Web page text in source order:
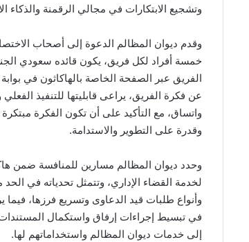
وتشجيع الابتكارات في مجالي الرقمنة والذكاء
وقدم ديوان المظالم الدعوة إلى أصحاب
الفريق عبر الصفحة الخاصة بالهاكاثون في
عن فكرة الفريق، يراعى قابليتها للتنفيذ
واتساق، مع التأكيد على أن تكون الفكرة
وقدرة على التطوير والاستدامة.
وحدد ديوان المظالم مسارين للمنافسة ضمن
لخدمة القضاء الإداري، وتتمثل تحدياته في
وأنواع طلبات قيد الدعاوى وتسريع فرزها، فيما
في تبسيط إجراءات إرفاق واستكمال
إلى خدمات ديوان المظالم واستخداماتهم لها.